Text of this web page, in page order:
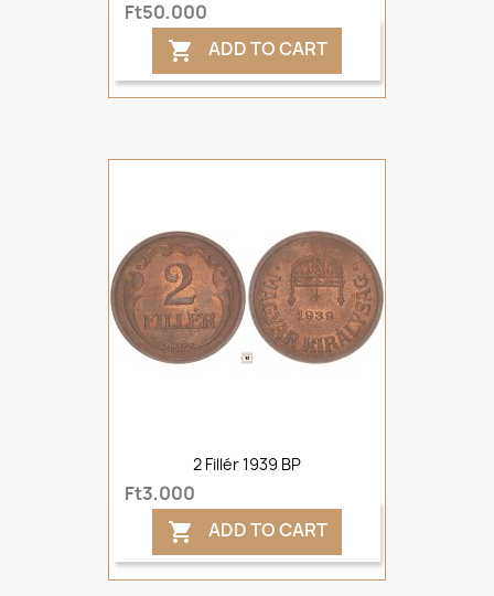
Ft50,000
 ADD TO CART
2 Fillér 1939 BP
Ft3,000
 ADD TO CART